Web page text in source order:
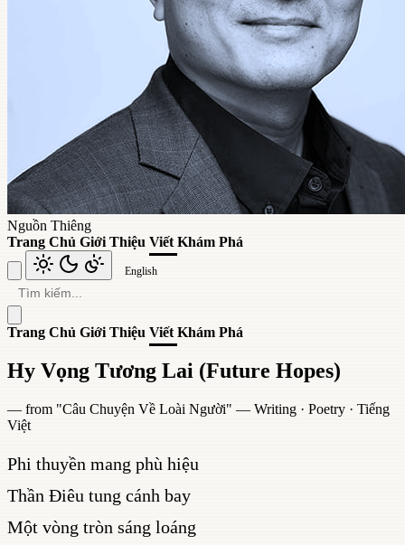
Nguồn Thiêng
Trang Chủ Giới Thiệu Viết Khám Phá
English
Trang Chủ Giới Thiệu Viết Khám Phá
Hy Vọng Tương Lai (Future Hopes)
— from "Câu Chuyện Về Loài Người" — Writing · Poetry · Tiếng
Việt
Phi thuyền mang phù hiệu
Thần Điêu tung cánh bay
Một vòng tròn sáng loáng